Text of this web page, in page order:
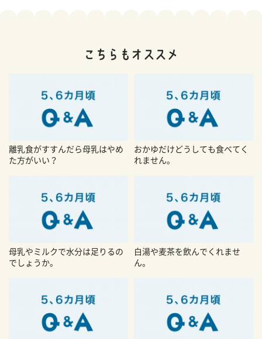
離乳食がすすんだら母乳はやめ
た方がいい？
おかゆだけどうしても食べてく
れません。
母乳やミルクで水分は足りるの
でしょうか。
白湯や麦茶を飲んでくれませ
ん。